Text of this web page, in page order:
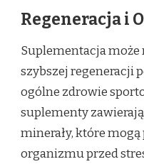
Regeneracja i
Suplementacja
szybszej regeneracji
ogólne zdrowie
suplementy
minerały, które
organizmu przed